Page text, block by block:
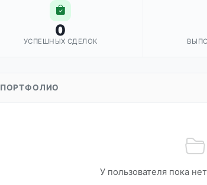
0
УСПЕШНЫХ СДЕЛОК
ПОРТФОЛИО
У пользователя пока